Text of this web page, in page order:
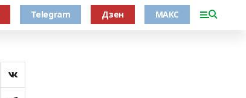
Telegram Дзен МАКС